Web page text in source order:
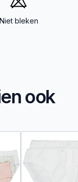
Niet bleken
ook